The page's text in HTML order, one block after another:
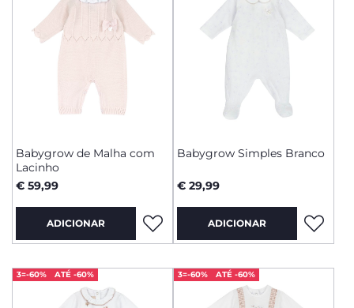
Babygrow de Malha com
Lacinho
€ 59,99
ADICIONAR
Babygrow Simples Branco
€ 29,99
ADICIONAR
3=-60% ATÉ -60% 3=-60% ATÉ -60%